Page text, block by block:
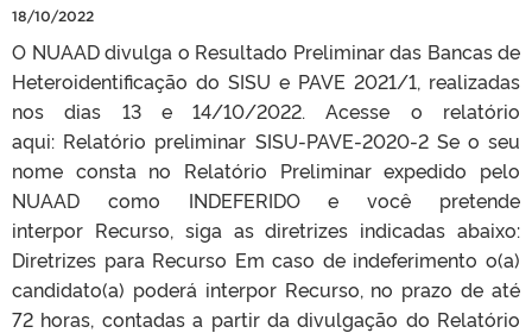
18/10/2022
O NUAAD divulga o Resultado Preliminar das Bancas de
Heteroidentificação do SISU e PAVE 2021/1, realizadas
nos dias 13 e 14/10/2022. Acesse o relatório
aqui: Relatório preliminar SISU-PAVE-2020-2 Se o seu
nome consta no Relatório Preliminar expedido pelo
NUAAD como INDEFERIDO e você pretende
interpor Recurso, siga as diretrizes indicadas abaixo:
Diretrizes para Recurso Em caso de indeferimento o(a)
candidato(a) poderá interpor Recurso, no prazo de até
72 horas, contadas a partir da divulgação do Relatório